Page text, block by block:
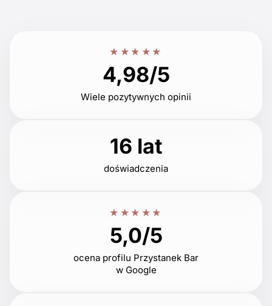
★★★★★
4,98/5
Wiele pozytywnych opinii
16 lat
doświadczenia
★★★★★
5,0/5
ocena profilu Przystanek Bar
w Google